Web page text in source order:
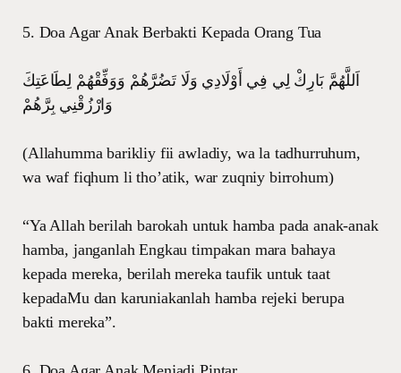
5. Doa Agar Anak Berbakti Kepada Orang Tua
اَللَّهُمَّ بَارِكْ لِي فِي أَوْلَادِي وَلَا تَضُرَّهُمْ وَوَفِّقْهُمْ لِطَاعَتِكَ
وَارْزُقْنِي بِرَّهُمْ
(Allahumma barikliy fii awladiy, wa la tadhurruhum,
wa waf fiqhum li tho’atik, war zuqniy birrohum)
“Ya Allah berilah barokah untuk hamba pada anak-anak
hamba, janganlah Engkau timpakan mara bahaya
kepada mereka, berilah mereka taufik untuk taat
kepadaMu dan karuniakanlah hamba rejeki berupa
bakti mereka”.